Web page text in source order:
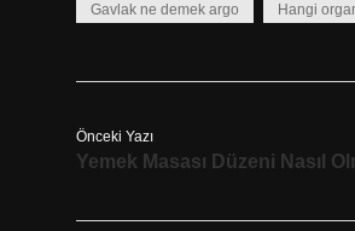
Gavlak ne demek argo Hangi
Önceki Yazı
Yemek Masası Düzeni Nasıl